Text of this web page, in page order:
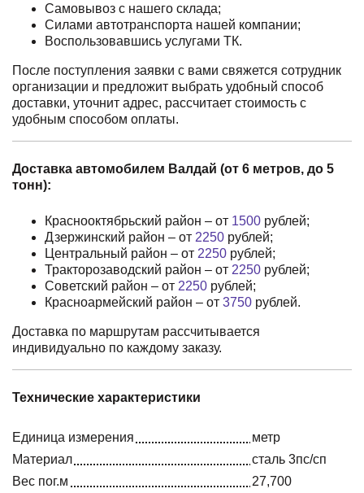
Самовывоз с нашего склада;
Силами автотранспорта нашей компании;
Воспользовавшись услугами ТК.
После поступления заявки с вами свяжется сотрудник
организации и предложит выбрать удобный способ
доставки, уточнит адрес, рассчитает стоимость с
удобным способом оплаты.
Доставка автомобилем Валдай (от 6 метров, до 5
тонн):
Краснооктябрьский район – от 1500 рублей;
Дзержинский район – от 2250 рублей;
Центральный район – от 2250 рублей;
Тракторозаводский район – от 2250 рублей;
Советский район – от 2250 рублей;
Красноармейский район – от 3750 рублей.
Доставка по маршрутам рассчитывается
индивидуально по каждому заказу.
Технические характеристики
Единица измерения
метр
Материал
сталь 3пс/сп
Вес пог.м
27,700